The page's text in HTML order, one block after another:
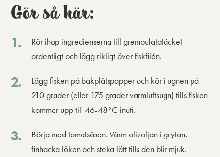
Gör så här:
Rör ihop ingredienserna till gremoulatatäcket
ordentligt och lägg rikligt över fiskfilén.
Lägg fisken på bakplåtspapper och kör i ugnen på
210 grader (eller 175 grader varmluftsugn) tills fisken
kommer upp till 46-48°C inuti.
Börja med tomatsåsen. Värm olivoljan i grytan,
finhacka löken och steka lätt tills den blir mjuk.